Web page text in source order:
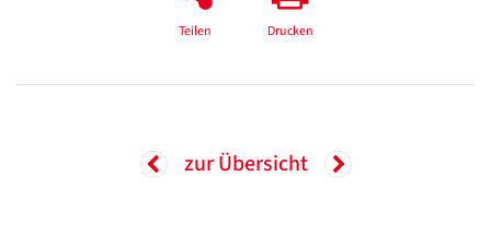
Teilen Drucken
zur Übersicht
Datenschutzerklärung